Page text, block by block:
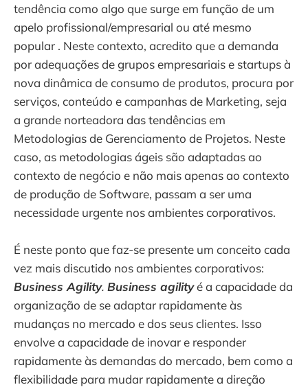
tendência como algo que surge em função de um
apelo profissional/empresarial ou até mesmo
popular . Neste contexto, acredito que a demanda
por adequações de grupos empresariais e startups à
nova dinâmica de consumo de produtos, procura por
serviços, conteúdo e campanhas de Marketing, seja
a grande norteadora das tendências em
Metodologias de Gerenciamento de Projetos. Neste
caso, as metodologias ágeis são adaptadas ao
contexto de negócio e não mais apenas ao contexto
de produção de Software, passam a ser uma
necessidade urgente nos ambientes corporativos.
É neste ponto que faz-se presente um conceito cada
vez mais discutido nos ambientes corporativos:
Business Agility. Business agilityé a capacidade da
organização de se adaptar rapidamente às
mudanças no mercado e dos seus clientes. Isso
envolve a capacidade de inovar e responder
rapidamente às demandas do mercado, bem como a
flexibilidade para mudar rapidamente a direção